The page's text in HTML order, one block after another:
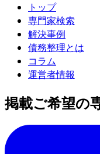
トップ
専門家検索
解決事例
債務整理とは
コラム
運営者情報
掲載ご希望の